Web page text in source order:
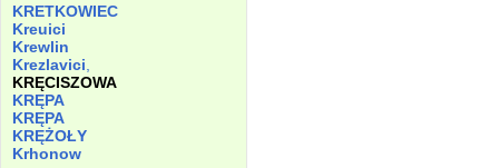
KRETKOWIEC
Kreuici
Krewlin
Krezlavici,
KRĘCISZOWA
KRĘPA
KRĘPA
KRĘŻOŁY
Krhonow